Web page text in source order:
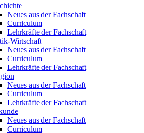
Neues aus der Fachschaft
Curriculum
Lehrkräfte der Fachschaft
Wirtschaft
Neues aus der Fachschaft
Curriculum
Lehrkräfte der Fachschaft
Neues aus der Fachschaft
Curriculum
Lehrkräfte der Fachschaft
Neues aus der Fachschaft
Curriculum